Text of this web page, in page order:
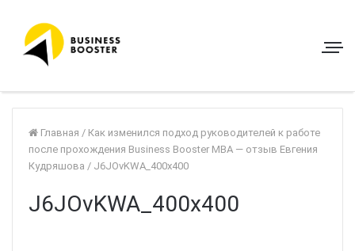
Главная / Как изменился подход руководителей к работе
после прохождения Business Booster MBA — отзыв Евгения
Кудряшова / J6JOvKWA_400x400
J6JOvKWA_400x400